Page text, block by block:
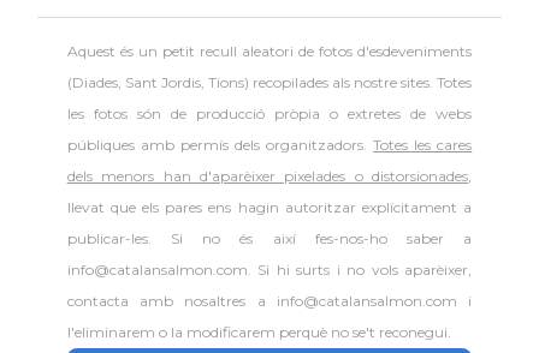
Aquest és un petit recull aleatori defotos d'esdeveniments
(Diades, Sant Jordis, Tions) recopilades als nostre sites. Totes
les fotos són de producció pròpia o extretes de webs
públiques amb permís dels organitzadors.Totes les cares
dels menors han d'aparèixer pixelades o distorsionades,
llevat que els pares ens hagin autoritzar explícitament a
publicar-les. Si no és així fes-nos-ho saber a
info@catalansalmon.com. Si hi surts i no vols aparèixer,
contacta amb nosaltres a info@catalansalmon.com i
l'eliminarem o la modificarem perquè no se't reconegui.